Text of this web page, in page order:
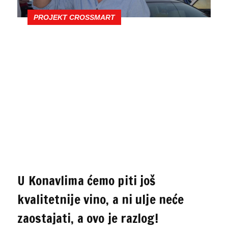
PROJEKT CROSSMART
U Konavlima ćemo piti još
kvalitetnije vino, a ni ulje neće
zaostajati, a ovo je razlog!